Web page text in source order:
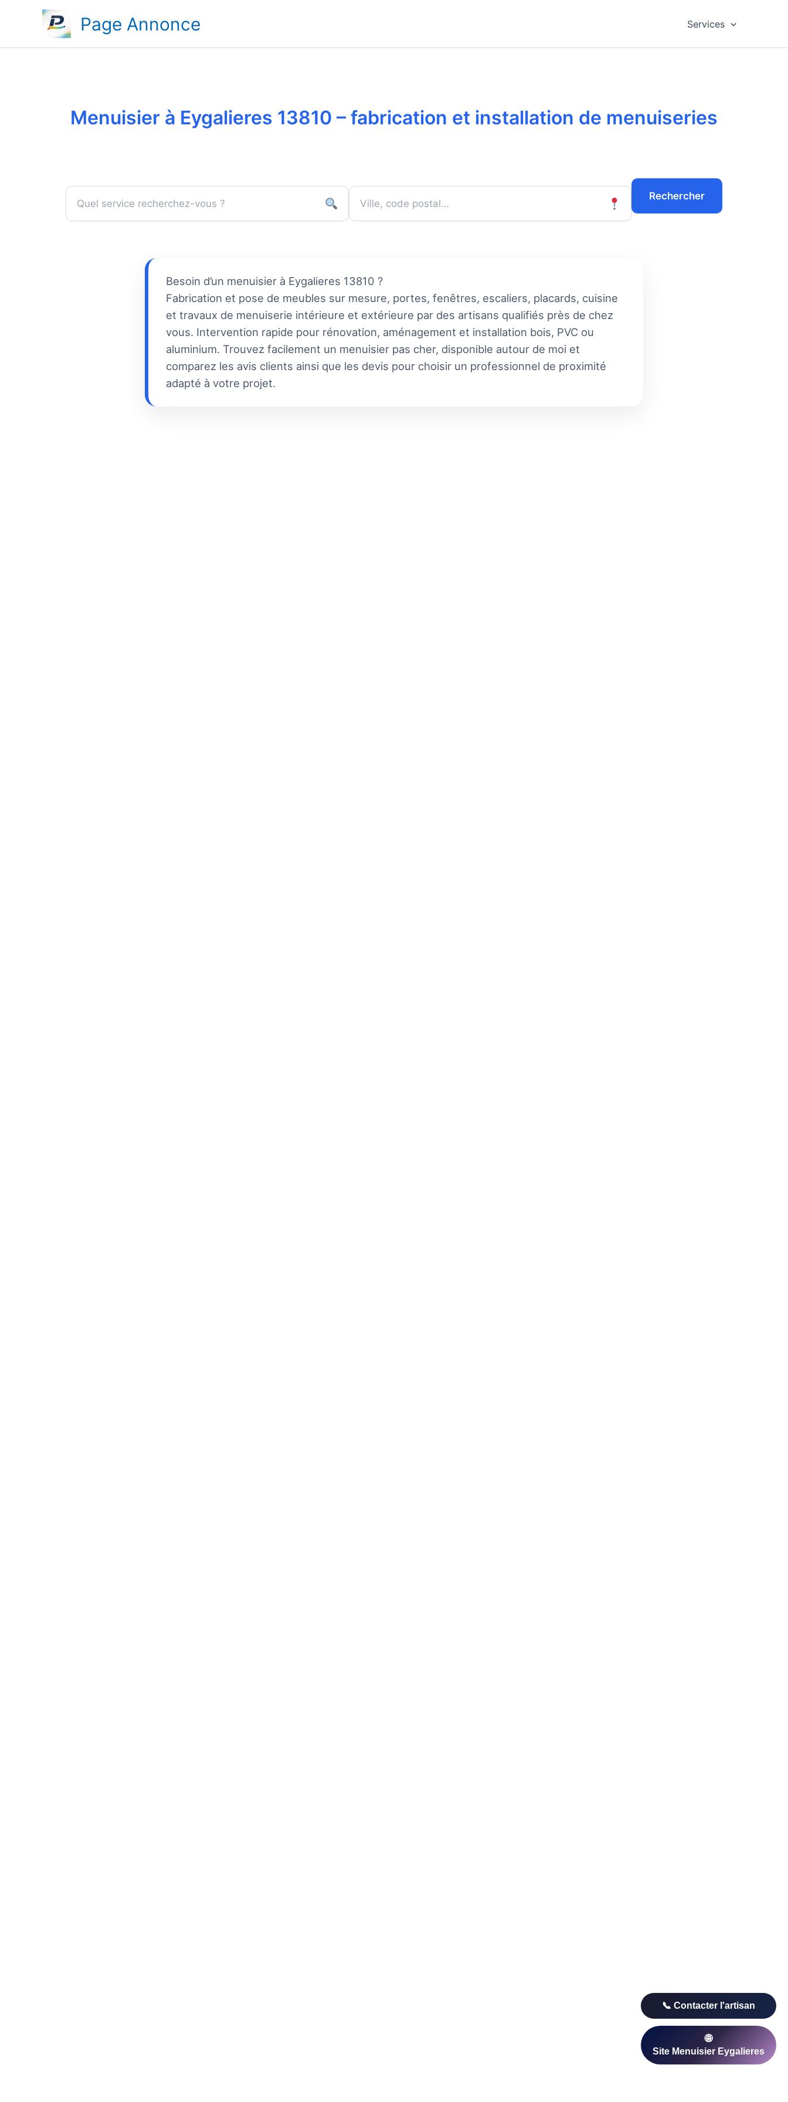
Page Annonce Services
Menuisier à Eygalieres 13810 – fabrication et installation de menuiseries
Rechercher
Besoin d’un menuisier à Eygalieres 13810 ?
Fabrication et pose de meubles sur mesure, portes, fenêtres, escaliers, placards, cuisine
et travaux de menuiserie intérieure et extérieure par des artisans qualifiés près de chez
vous. Intervention rapide pour rénovation, aménagement et installation bois, PVC ou
aluminium. Trouvez facilement un menuisier pas cher, disponible autour de moi et
comparez les avis clients ainsi que les devis pour choisir un professionnel de proximité
adapté à votre projet.